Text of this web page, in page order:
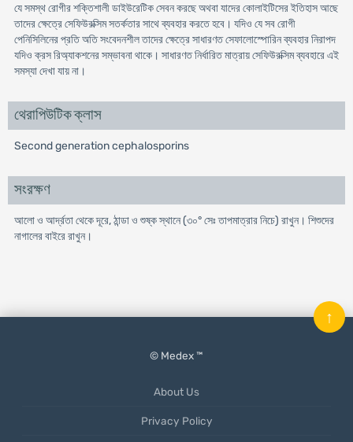
যে সমস্থ রোগীর শক্তিশালী ডাইউরেটিক সেবন করছে অথবা যাদের কোলাইটিসের ইতিহাস আছে
তাদের ক্ষেত্রে সেফিউরক্সিম সতর্কতার সাথে ব্যবহার করতে হবে। যদিও যে সব রোগী
পেনিসিলিনের প্রতি অতি সংবেদনশীল তাদের ক্ষেত্রে সাধারণত সেফালোস্পোরিন ব্যবহার নিরাপদ
যদিও ক্রস রিঅ্যাকশনের সম্ভাবনা থাকে। সাধারণত নির্ধারিত মাত্রায় সেফিউরক্সিম ব্যবহারে এই
সমস্যা দেখা যায় না।
থেরাপিউটিক ক্লাস
Second generation cephalosporins
সংরক্ষণ
আলো ও আর্দ্রতা থেকে দূরে, ঠান্ডা ও শুষ্ক স্থানে (৩০° সেঃ তাপমাত্রার নিচে) রাখুন। শিশুদের
নাগালের বাইরে রাখুন।
© Medex ™
About Us
Privacy Policy
↑